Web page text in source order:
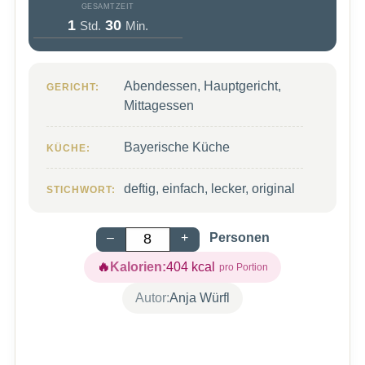
GESAMTZEIT
1 Stunde
Std. 30Minuten
Min.
GERICHT:
Abendessen, Hauptgericht,
Mittagessen
KÜCHE: Bayerische Küche
STICHWORT: deftig, einfach, lecker, original
– + Personen
Kalorien:404 kcal
Autor:Anja Würfl